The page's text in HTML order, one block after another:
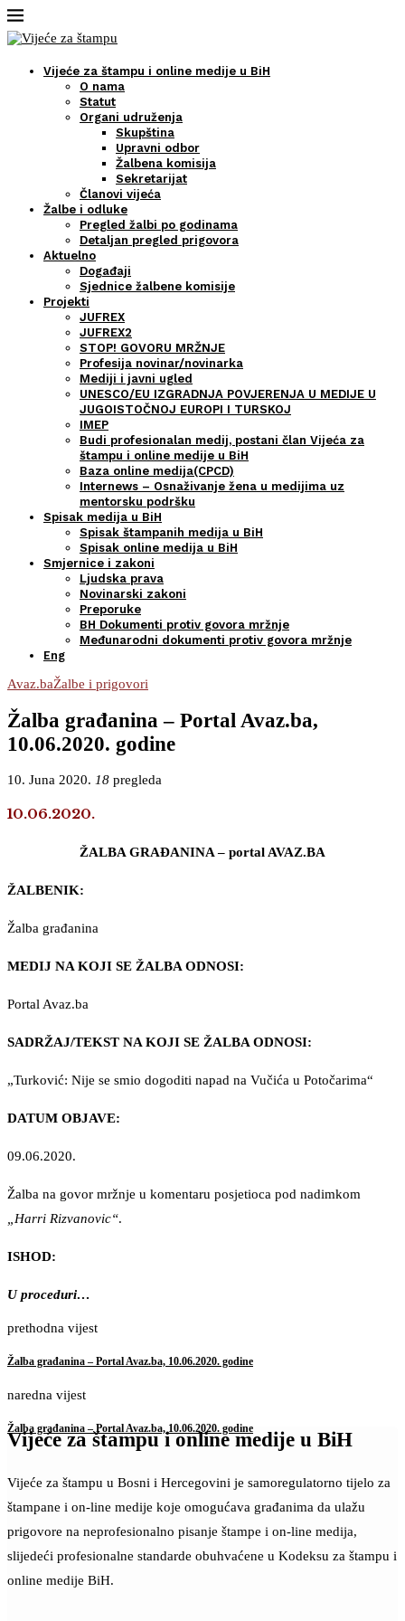
Vijeće za štampu i online medije u BiH
O nama
Statut
Organi udruženja
Skupština
Upravni odbor
Žalbena komisija
Sekretarijat
Članovi vijeća
Žalbe i odluke
Pregled žalbi po godinama
Detaljan pregled prigovora
Aktuelno
Događaji
Sjednice žalbene komisije
Projekti
JUFREX
JUFREX2
STOP! GOVORU MRŽNJE
Profesija novinar/novinarka
Mediji i javni ugled
UNESCO/EU IZGRADNJA POVJERENJA U MEDIJE U
JUGOISTOČNOJ EUROPI I TURSKOJ
IMEP
Budi profesionalan medij, postani član Vijeća za
štampu i online medije u BiH
Baza online medija(CPCD)
Internews – Osnaživanje žena u medijima uz
mentorsku podršku
Spisak medija u BiH
Spisak štampanih medija u BiH
Spisak online medija u BiH
Smjernice i zakoni
Ljudska prava
Novinarski zakoni
Preporuke
BH Dokumenti protiv govora mržnje
Međunarodni dokumenti protiv govora mržnje
Eng
Avaz.baŽalbe i prigovori
Žalba građanina – Portal Avaz.ba,
10.06.2020. godine
10. Juna 2020. 18 pregleda
10.06.2020.
ŽALBA GRAĐANINA – portal AVAZ.BA
ŽALBENIK:
Žalba građanina
MEDIJ NA KOJI SE ŽALBA ODNOSI:
Portal Avaz.ba
SADRŽAJ/TEKST NA KOJI SE ŽALBA ODNOSI:
„Turković: Nije se smio dogoditi napad na Vučića u Potočarima“
DATUM OBJAVE:
09.06.2020.
Žalba na govor mržnje u komentaru posjetioca pod nadimkom
„Harri Rizvanovic“.
ISHOD:
U proceduri…
prethodna vijest
Žalba građanina – Portal Avaz.ba, 10.06.2020. godine
naredna vijest
Žalba građanina – Portal Avaz.ba, 10.06.2020. godine
Vijeće za štampu i online medije u BiH
Vijeće za štampu u Bosni i Hercegovini je samoregulatorno tijelo za
štampane i on-line medije koje omogućava građanima da ulažu
prigovore na neprofesionalno pisanje štampe i on-line medija,
slijedeći profesionalne standarde obuhvaćene u Kodeksu za štampu i
online medije BiH.